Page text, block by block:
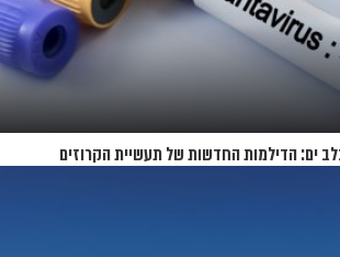
ים: הדילמות החדשות של תעשיית הקרוזים